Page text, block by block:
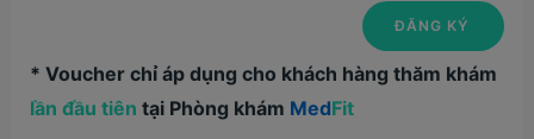
* Voucher chỉ áp dụng cho khách hàng thăm khám
lần đầu tiên tại Phòng khám MedFit